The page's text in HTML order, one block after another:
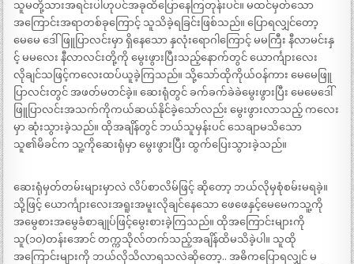
သူမတို့သားအရင်းပါဟုပင်အခုထိပြောနေကြတုန်းပင်။ မထင်မှတ်သော
အကြောင်းအရာတစ်ခုကြောင့် သူသိခဲ့ရခြင်းဖြစ်သည်။ ပြောရလျှင်တော့
မေမေ ဒေါ်ဖြူပြာလင်းမှာ ရှိနေသော နှလုံးရောဂါကြောင့် မမကြီး နီလာမင်းနှ
င့် မမလေး နီလာလင်းတို့ကို မွေးဖွားပြီးသည့်နောက်တွင် ယောင်္ကျားလေး
လိုချင်သဖြင့်ကလေးထပ်ယူခဲ့ကြသည်။ သို့သော်ထိုကိုယ်ဝန်ကား မေမေဖြူ
ပြာလင်းတွင် အဖတ်မတင်ခဲ့။ ဆေးရုံတွင် ခက်ခက်ခဲခဲမွေးဖွားပြီး မေမေဒေါ်
ဖြူပြာလင်းအသက်ကိုကယ်ဆယ်နိုင်ခဲ့သော်လည်း မွေးဖွားလာသည့် ကလေး
မှာ ဆုံးသွားခဲ့သည်။ ထိုအချိန်တွင် ဘယ်သူမှန်းပင် သေချာမသိသော
သူ၏မိခင်က သူ့ကိုဆေးရုံမှာ မွေးဖွားပြီး ထွက်ပြေးသွားခဲ့သည်။
ဆေးရုံမှတ်တမ်းများမှာလဲ လိပ်စာလိမ်ဖြင့် ဆိုတော့ ဘယ်လိုမှစုံစမ်းမရခဲ့။
သို့ဖြင့် ယောင်္ကျားလေးအရူးအမူးလိုချင်နေသော ဖေဖေနှင့်မေမေကသူ့ကို
အမွေစားအမွေခံစာချုပ်ဖြင့်မွေးစားခဲ့ကြသည်။ ထိုအကြောင်းများကို
သူ(၁၀)တန်းအောင် တက္ကသိုလ်တက်သည့်အချိန်ထိမသိခဲ့ပါ။ သူထို
အကြောင်းများကို ဘယ်လိုသိလာရသလဲဆိုတော့.. အဓိကပြောရလျှင် မ